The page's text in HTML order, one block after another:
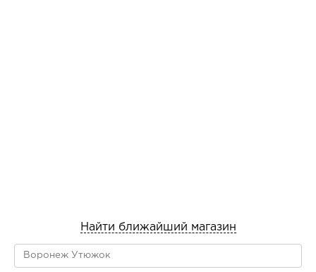
Найти ближайший магазин